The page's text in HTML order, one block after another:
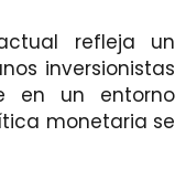
refleja un
inversionistas
en un entorno
monetaria se